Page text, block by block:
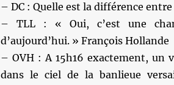
– DC : Quelle est la différence
– TLL : « Oui, c’est une
d’aujourd’hui. » François Hollande
– OVH : A 15h16 exactement, un
dans le ciel de la banlieue